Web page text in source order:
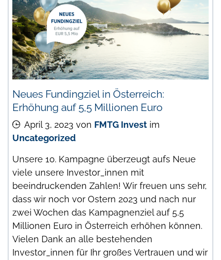
Neues Fundingziel in Österreich:
Erhöhung auf 5,5 Millionen Euro
April 3, 2023 von FMTG Invest im
Uncategorized
Unsere 10. Kampagne überzeugt aufs Neue
viele unsere Investor_innen mit
beeindruckenden Zahlen! Wir freuen uns sehr,
dass wir noch vor Ostern 2023 und nach nur
zwei Wochen das Kampagnenziel auf 5,5
Millionen Euro in Österreich erhöhen können.
Vielen Dank an alle bestehenden
Investor_innen für Ihr großes Vertrauen und wir